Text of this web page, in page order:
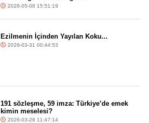
2026-05-08 15:51:19
Ezilmenin İçinden Yayılan Koku...
2026-03-31 00:44:53
191 sözleşme, 59 imza: Türkiye’de emek
kimin meselesi?
2026-03-28 11:47:14